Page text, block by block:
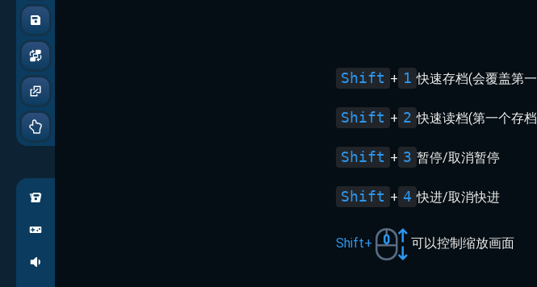
Shift + 1 快速存档(会覆盖第
Shift + 2 快速读档(第一个存
Shift + 3 暂停/取消暂停
Shift + 4 快进/取消快进
Shift+ 可以控制缩放画面